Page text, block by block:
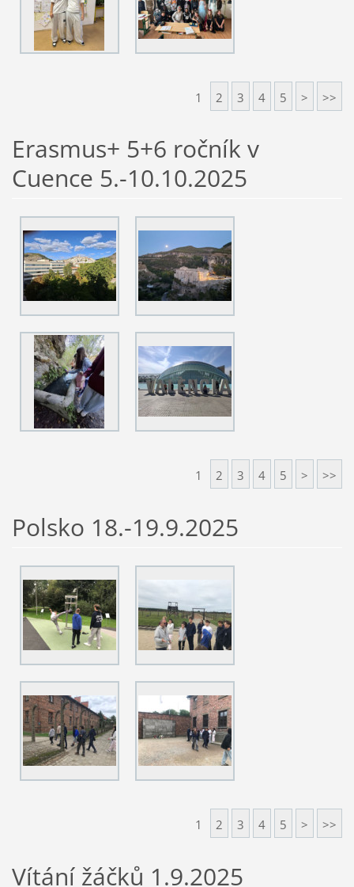
1 2 3 4 5 > >>
Erasmus+ 5+6 ročník v
Cuence 5.-10.10.2025
1 2 3 4 5 > >>
Polsko 18.-19.9.2025
1 2 3 4 5 > >>
Vítání žáčků 1.9.2025